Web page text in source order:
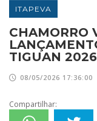
ITAPEVA
CHAMORRO
TIGUAN
08/05/2026 17:36:00
Compartilhar: